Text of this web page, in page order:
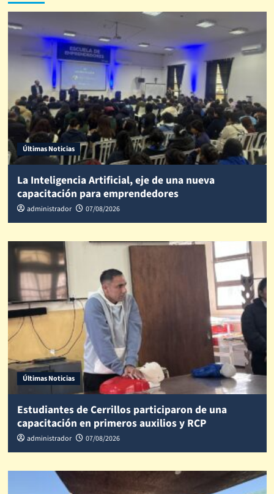
Últimas Noticias
La Inteligencia Artificial, eje de una nueva
capacitación para emprendedores
administrador 07/08/2026
Últimas Noticias
Estudiantes de Cerrillos participaron de una
capacitación en primeros auxilios y RCP
administrador 07/08/2026